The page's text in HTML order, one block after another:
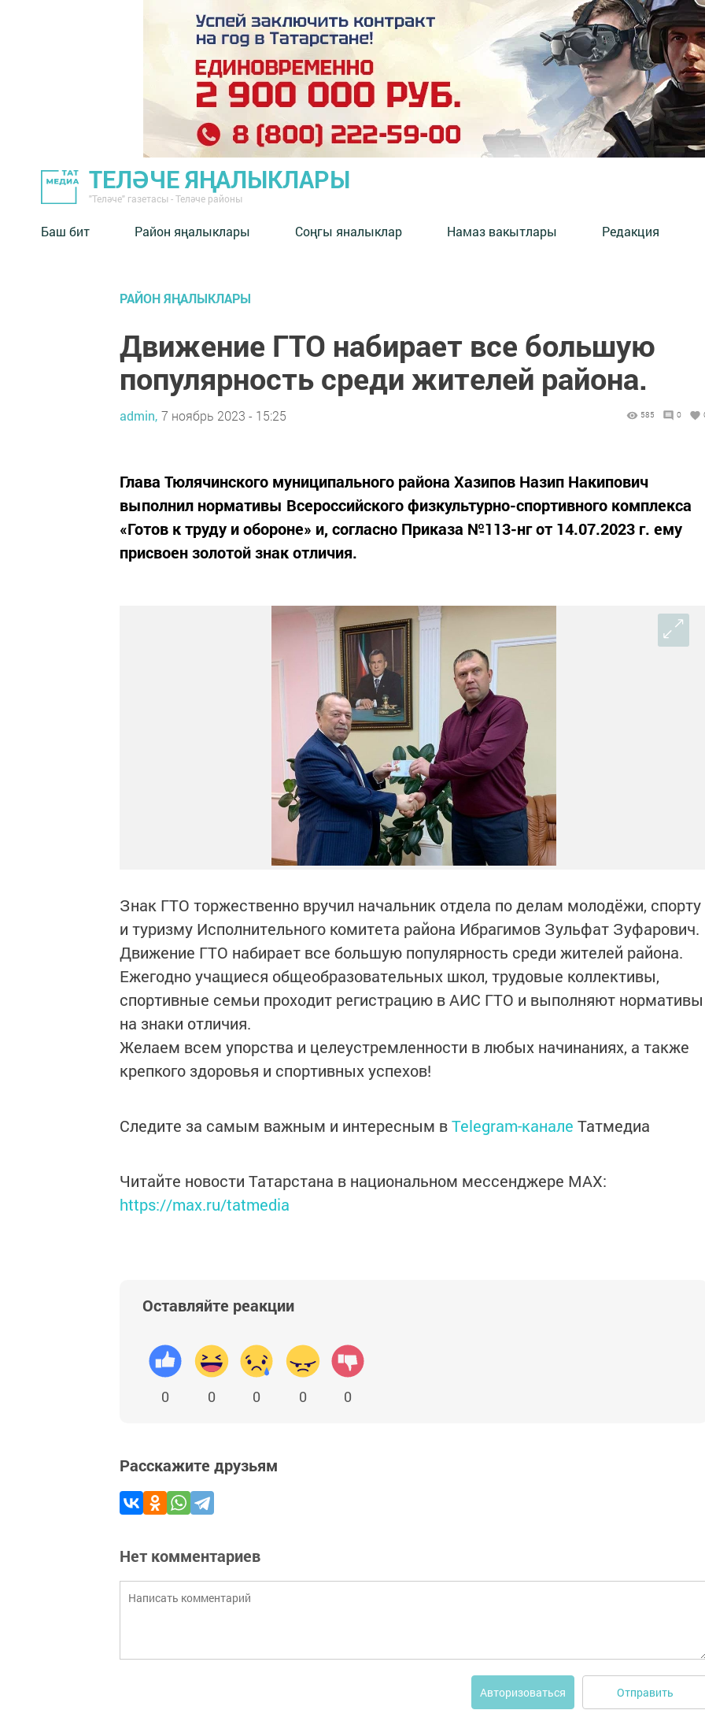
ТЕЛӘЧЕ ЯҢАЛЫКЛАРЫ
"Теләче" газетасы - Теләче районы
Баш бит Район яңалыклары Соңгы яналыклар Намаз вакытлары Редакция
РАЙОН ЯҢАЛЫКЛАРЫ
Движение ГТО набирает все большую
популярность среди жителей района.
admin, 7 ноябрь 2023 - 15:25 585 0
Глава Тюлячинского муниципального района Хазипов Назип Накипович
выполнил нормативы Всероссийского физкультурно-спортивного комплекса
«Готов к труду и обороне» и, согласно Приказа №113-нг от 14.07.2023 г. ему
присвоен золотой знак отличия.
Знак ГТО торжественно вручил начальник отдела по делам молодёжи, спорту
и туризму Исполнительного комитета района Ибрагимов Зульфат Зуфарович.
Движение ГТО набирает все большую популярность среди жителей района.
Ежегодно учащиеся общеобразовательных школ, трудовые коллективы,
спортивные семьи проходит регистрацию в АИС ГТО и выполняют нормативы
на знаки отличия.
Желаем всем упорства и целеустремленности в любых начинаниях, а также
крепкого здоровья и спортивных успехов!
Следите за самым важным и интересным вTelegram-канале Татмедиа
Читайте новости Татарстана в национальном мессенджере MАХ:
https://max.ru/tatmedia
Оставляйте реакции
0 0 0 0 0
Расскажите друзьям
Нет комментариев
Авторизоваться Отправить